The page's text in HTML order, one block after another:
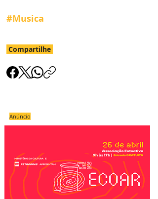
#Musica
Compartilhe
Anúncio